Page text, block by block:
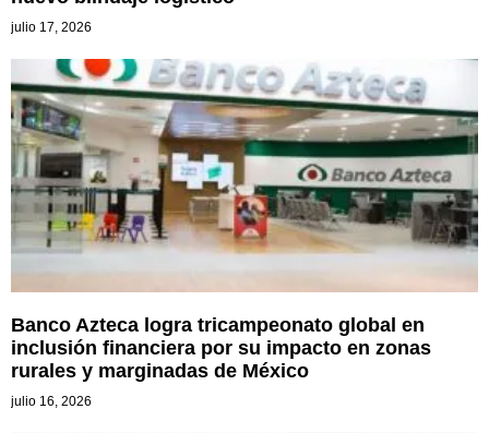
julio 17, 2026
Banco Azteca logra tricampeonato global en
inclusión financiera por su impacto en zonas
rurales y marginadas de México
julio 16, 2026